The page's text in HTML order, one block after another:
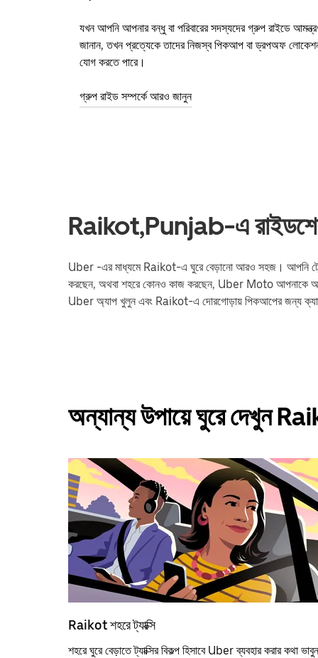
যখন আপনি আপনার বন্ধু বা পরিবারের সদস্যদের গ্রুপ রাইডে
জানান, তখন প্রত্যেকে তাদের নিজস্ব পিকআপ বা ড্রপঅফ
যোগ করতে পারে।
গ্রুপ রাইড সম্পর্কে আরও জানুন
Raikot,Punjab-এ
Uber -এর মাধ্যমে Raikot-এ ঘুরে বেড়ানো আরও সহজ। আপনি ট্রেন
করছেন, অথবা শহরে কোনও কাজ করছেন, Uber Moto আপনাকে
Uber অ্যাপ খুলুন এবং Raikot-এ দোরগোড়ায় পিকআপের জন্য
অন্যান্য উপায়ে ঘুরে দেখুন
Raikot শহরে ট্যাক্সি
শহরে ঘুরে বেড়াতে ট্যাক্সির বিকল্প হিসাবে Uber ব্যবহার করার কথা ভাবুন